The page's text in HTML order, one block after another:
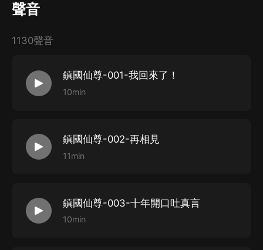
1、本作品為付費有聲書，前40集為免費試聽，購買成功
2、版權歸原作者所有，嚴禁翻錄成任何形式，嚴禁在任
3、如在充值／購買環節遇到問題，您可通過頁面右上方
按鈕，將頁面分享至微信內使用微信支付完成購買。
谘詢在線客服：
第一步：您可在喜馬拉雅APP【賬號-聯系客服】中谘詢
【喜馬拉雅APP】公眾號，通過下方菜單欄里【我的-在
線客服】谘詢在線客服；
聲音
1130聲音
鎮國仙尊-001-我回來了！
10min
鎮國仙尊-002-再相見
11min
鎮國仙尊-003-十年開口吐真言
10min